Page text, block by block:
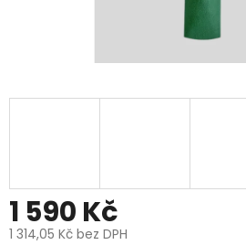
1 590 Kč
1 314,05 Kč bez DPH